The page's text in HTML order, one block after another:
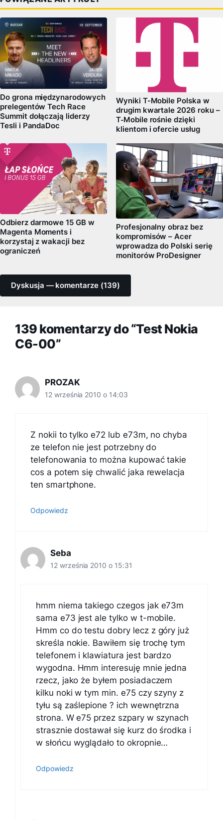
Do grona międzynarodowych
prelegentów Tech Race
Summit dołączają liderzy
Tesli i PandaDoc
Wyniki T-Mobile Polska w
drugim kwartale 2026 roku –
T‑Mobile rośnie dzięki
klientom i ofercie usług
Odbierz darmowe 15 GB w
Magenta Moments i
korzystaj z wakacji bez
ograniczeń
Profesjonalny obraz bez
kompromisów – Acer
wprowadza do Polski serię
monitorów ProDesigner
Dyskusja — komentarze (139)
139 komentarzy do “Test Nokia
C6-00”
PROZAK
12 września 2010 o 14:03
Z nokii to tylko e72 lub e73m, no chyba
ze telefon nie jest potrzebny do
telefonowania to można kupować takie
cos a potem się chwalić jaka rewelacja
ten smartphone.
Odpowiedz
Seba
12 września 2010 o 15:31
hmm niema takiego czegos jak e73m
sama e73 jest ale tylko w t-mobile.
Hmm co do testu dobry lecz z góry już
skreśla nokie. Bawiłem się trochę tym
telefonem i klawiatura jest bardzo
wygodna. Hmm interesuję mnie jedna
rzecz, jako że byłem posiadaczem
kilku noki w tym min. e75 czy szyny z
tyłu są zaślepione ? ich wewnętrzna
strona. W e75 przez szpary w szynach
strasznie dostawał się kurz do środka i
w słońcu wyglądało to okropnie…
Odpowiedz